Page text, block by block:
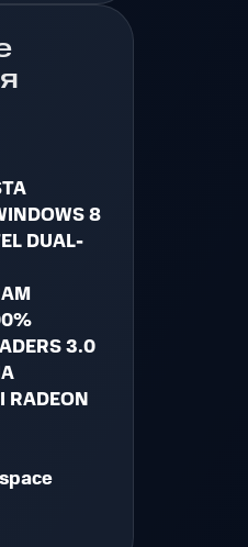
8
DUAL-
3.0
RADEON